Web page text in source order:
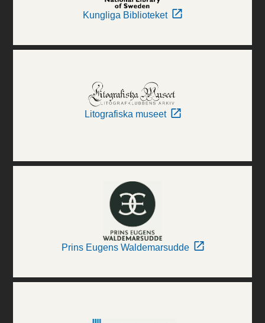
Kungliga Biblioteket
Litografiska museet
Prins Eugens Waldemarsudde